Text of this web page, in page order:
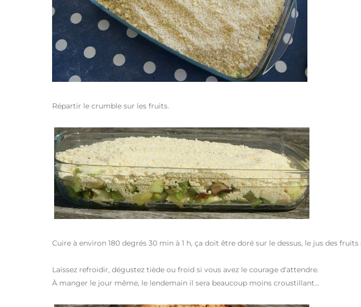
Répartir le crumble sur les fruits.
Cuire à environ 180 degrés 30 min à 1 h, ça doit être doré sur le dessus, le jus des
Laissez refroidir, dégustez tiède ou froid si vous avez le courage d'attendre.
À manger le jour même, le lendemain il sera beaucoup moins croustillant...